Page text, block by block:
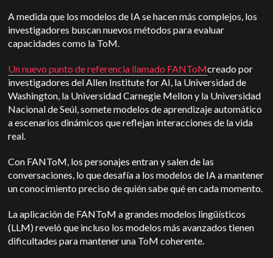
A medida que los modelos de IA se hacen más complejos, los
investigadores buscan nuevos métodos para evaluar
capacidades como la ToM.
Un nuevo punto de referencia llamado FANToMcreado por
investigadores del Allen Institute for AI, la Universidad de
Washington, la Universidad Carnegie Mellon y la Universidad
Nacional de Seúl, somete modelos de aprendizaje automático
a escenarios dinámicos que reflejan interacciones de la vida
real.
Con FANToM, los personajes entran y salen de las
conversaciones, lo que desafía a los modelos de IA a mantener
un conocimiento preciso de quién sabe qué en cada momento.
La aplicación de FANToM a grandes modelos lingüísticos
(LLM) reveló que incluso los modelos más avanzados tienen
dificultades para mantener una ToM coherente.